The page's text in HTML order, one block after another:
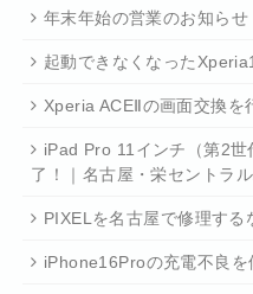
年末年始の営業のお知らせ
起動できなくなった
Xperia ACEⅡの画面交換を
iPad Pro 11インチ（第2
了！｜名古屋・栄セントラ
PIXELを名古屋で修理する
iPhone16Proの充電不良を